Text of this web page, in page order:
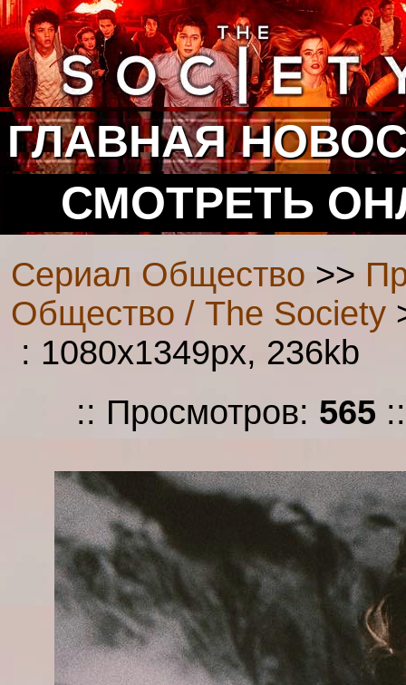
ГЛАВНАЯ
СМОТРЕТЬ
Сериал Общество >>
Общество / The Society
: 1080x1349px, 236kb
:: Просмотров: 565